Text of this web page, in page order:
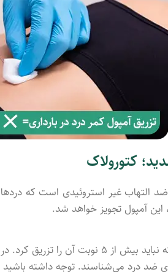
کتورولاک
ضد التهاب غیر استروئیدی است که
این آمپول تجویز خواهد شد.
کتورولاک عوارضی دارد که نباید
ضد درد می‌شناسند. توجه داشته باشید